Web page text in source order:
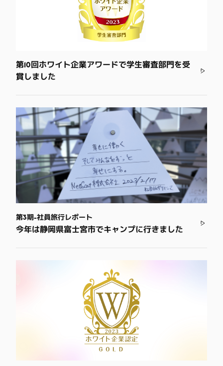
第10回ホワイト企業アワードで学生審査部門を受
賞しました
第3期-社員旅行レポート
今年は静岡県富士宮市でキャンプに行きました